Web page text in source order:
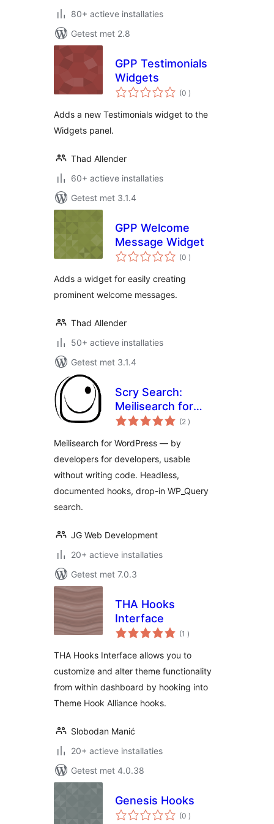
80+ actieve installaties
Getest met 2.8
GPP Testimonials
Widgets
(0 aantal
beoordelingen
)
Adds a new Testimonials widget to the
Widgets panel.
Thad Allender
60+ actieve installaties
Getest met 3.1.4
GPP Welcome
Message Widget
(0 aantal
beoordelingen
)
Adds a widget for easily creating
prominent welcome messages.
Thad Allender
50+ actieve installaties
Getest met 3.1.4
Scry Search:
Meilisearch for
WordPress
(2 aantal
beoordelingen
)
Meilisearch for WordPress — by
developers for developers, usable
without writing code. Headless,
documented hooks, drop-in WP_Query
search.
JG Web Development
20+ actieve installaties
Getest met 7.0.3
THA Hooks
Interface
(1 aantal
beoordelingen
)
THA Hooks Interface allows you to
customize and alter theme functionality
from within dashboard by hooking into
Theme Hook Alliance hooks.
Slobodan Manić
20+ actieve installaties
Getest met 4.0.38
Genesis Hooks
(0 aantal
beoordelingen
)